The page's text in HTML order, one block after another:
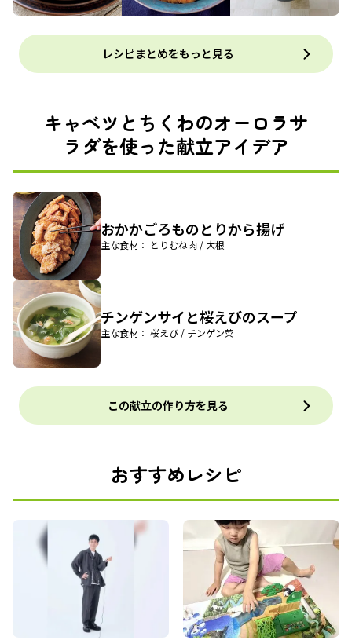
レシピまとめをもっと見る
キャベツとちくわのオーロラサ
ラダを使った献立アイデア
おかかごろものとりから揚げ
主な食材： とりむね肉 / 大根
チンゲンサイと桜えびのスープ
主な食材： 桜えび / チンゲン菜
この献立の作り方を見る
おすすめレシピ